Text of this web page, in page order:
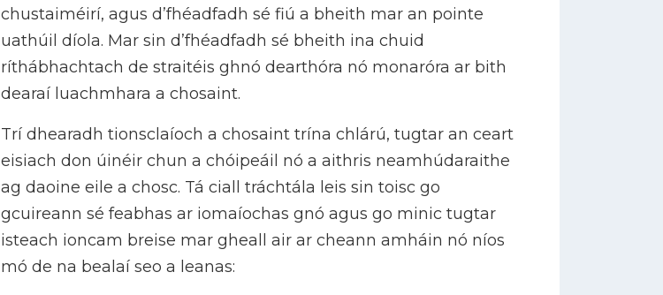
chustaiméirí, agus d’fhéadfadh sé fiú a bheith mar an pointe
uathúil díola. Mar sin d’fhéadfadh sé bheith ina chuid
ríthábhachtach de straitéis ghnó dearthóra nó monaróra ar bith
dearaí luachmhara a chosaint.
Trí dhearadh tionsclaíoch a chosaint trína chlárú, tugtar an ceart
eisiach don úinéir chun a chóipeáil nó a aithris neamhúdaraithe
ag daoine eile a chosc. Tá ciall tráchtála leis sin toisc go
gcuireann sé feabhas ar iomaíochas gnó agus go minic tugtar
isteach ioncam breise mar gheall air ar cheann amháin nó níos
mó de na bealaí seo a leanas: